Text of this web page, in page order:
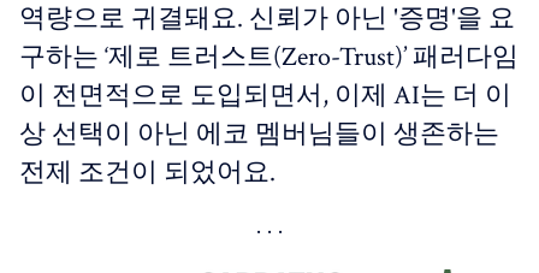
역량으로 귀결돼요. 신뢰가 아닌 '증명'을 요
구하는 ‘제로 트러스트(Zero-Trust)’ 패러다임
이 전면적으로 도입되면서, 이제 AI는 더 이
상 선택이 아닌 에코 멤버님들이 생존하는
전제 조건이 되었어요.